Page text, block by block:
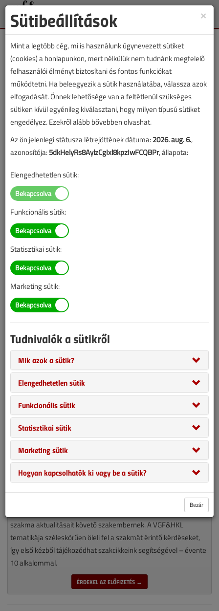
Toggle
VGF&HKL cikkvásárlás
Láthatatlan alapüzem című cikk vásárlása
A vásárlással korlátlan hozzáférést kap a cikkhez, ami a
aktiválódik. A hozzáférése nem évül el.
A rendeléshez kérjük, lépjen be!
Illetve, ha még nem tette meg, kérjük, regisztráljon!
Tudnivalók az online cikkvásárlásról
Van más mód ahhoz, hogy hozzáférjek egy cikkhez?
A megvásárolt cikket megkapom nyomtatott formában
Meddig érvényes a hozzáférés a megvásárolt cikkhez?
VGF&HKL előfizetés
nélkülözhetetlen olvasmánya minden munkájára igényes, a
szakma aktualitásait követő szakembernek. A VGF&HKL
tematikája széleskörűen öleli fel a szakmát érintő kérdéseket,
így első kézből tájékozódhat szakcikkeink segítségével – évente
10 alkalommal.
ÉRDEKEL AZ ELŐFIZETÉS →
×
Sütibeállítások
Mint a legtöbb cég, mi is használunk úgynevezett sütiket
(cookies) a honlapunkon, mert nélkülük nem tudnánk megfelelő
felhasználói élményt biztosítani és fontos funkciókat
működtetni. Ha beleegyezik a sütik használatába, válassza azok
elfogadását. Önnek lehetősége van a feltétlenül szükséges
sütiken kívül egyénileg kiválasztani, hogy milyen típusú sütiket
engedélyez. Ezekről alább bővebben olvashat.
Az ön jelenlegi státusza létrejöttének dátuma:2026. aug. 6.,
azonosítója:5dkHelyRs8AylzCgIxl8kpzIwFCQBPr, állapota:
Elengedhetetlen sütik:
Funkcionális sütik:
Statisztikai sütik:
Marketing sütik:
Tudnivalók a sütikről
Mik azok a sütik?
Elengedhetetlen sütik
Funkcionális sütik
Statisztikai sütik
Marketing sütik
Hogyan kapcsolhatók ki vagy be a sütik?
Bezár